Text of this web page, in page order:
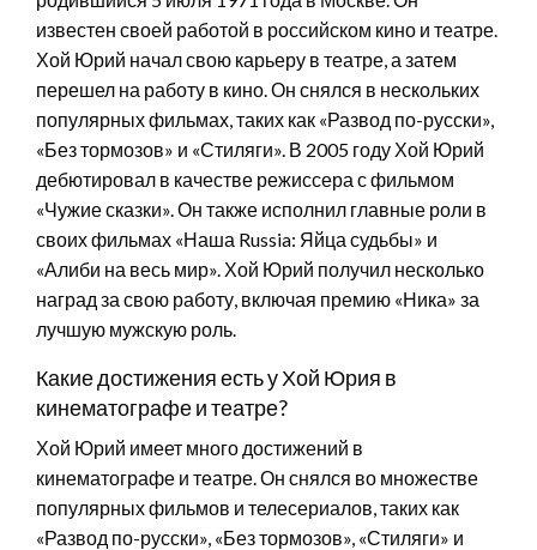
известен своей работой в российском кино и театре.
Хой Юрий начал свою карьеру в театре, а затем
перешел на работу в кино. Он снялся в нескольких
популярных фильмах, таких как «Развод по-русски»,
«Без тормозов» и «Стиляги». В 2005 году Хой Юрий
дебютировал в качестве режиссера с фильмом
«Чужие сказки». Он также исполнил главные роли в
своих фильмах «Наша Russia: Яйца судьбы» и
«Алиби на весь мир». Хой Юрий получил несколько
наград за свою работу, включая премию «Ника» за
лучшую мужскую роль.
Какие достижения есть у Хой Юрия в
кинематографе и театре?
Хой Юрий имеет много достижений в
кинематографе и театре. Он снялся во множестве
популярных фильмов и телесериалов, таких как
«Развод по-русски», «Без тормозов», «Стиляги» и